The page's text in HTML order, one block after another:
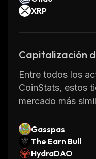
XRP
Capitalización
Entre todos los
CoinStats, estos
mercado más
Gasspas
The Earn Bull
HydraDAO